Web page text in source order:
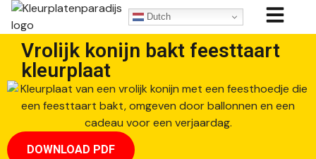
Dutch
Vrolijk konijn bakt feesttaart
kleurplaat
DOWNLOAD PDF